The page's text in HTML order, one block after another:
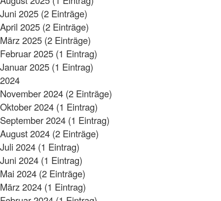
Juni 2025 (2 Einträge)
April 2025 (2 Einträge)
März 2025 (2 Einträge)
Februar 2025 (1 Eintrag)
Januar 2025 (1 Eintrag)
2024
November 2024 (2 Einträge)
Oktober 2024 (1 Eintrag)
September 2024 (1 Eintrag)
August 2024 (2 Einträge)
Juli 2024 (1 Eintrag)
Juni 2024 (1 Eintrag)
Mai 2024 (2 Einträge)
März 2024 (1 Eintrag)